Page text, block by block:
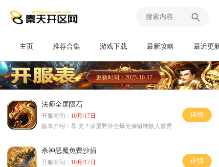
主页 推荐合集 游戏下载 最新攻略 最近更
更新时间：2025-10-17
法师全屏陨石
开服时间： 10月/17日
版本介绍： 荐 充？滚蛋野外全爆无保留纯散人首秀
详情
杀神恶魔免费沙捐
开服时间： 10月/17日
详情